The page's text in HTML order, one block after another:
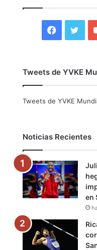
F
c
o
k
i
r
Tweets de YVKE
Tweets de YVKE
Noticias Recientes
en